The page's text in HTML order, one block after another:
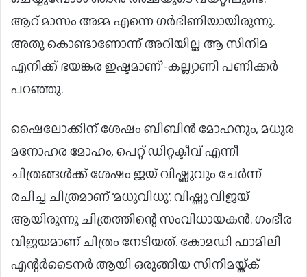
ആറ് മാസം അമ്മ എന്നെ ഗര്‍ഭിണിയായിരുന്നു.
അതു കൊണ്ടാണോന്ന് അറിയില്ല ആ സിനിമ
എനിക്ക് ഭയങ്കര ഇഷ്ടമാണ്’-കല്ല്യാണി പണിക്കര്‍
പറഞ്ഞു.
ഷൈലോക്കിന് ശേഷം ബിബിന്‍ മോഹനും, മധുര
മനോഹര മോഹം, പെറ്റ് ഡിറ്റക്ടീവ് എന്നീ
ചിത്രങ്ങള്‍ക്ക് ശേഷം ജയ് വിഷ്ണുവും ചേര്‍ന്ന്
രചിച്ച ചിത്രമാണ് ‘മധുവിധു’. വിഷ്ണു വിജയ്
ആയിരുന്നു ചിത്രത്തിന്റെ സംവിധായകന്‍. ഗംഭീര
വിജയമാണ് ചിത്രം നേടിയത്. കോമഡി ഫാമിലി
എന്റര്‍ടൈനര്‍ ആയി ഒരുങ്ങിയ സിനിമയ്ക്ക്